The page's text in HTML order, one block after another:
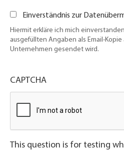
Einverständnis zur
Hiermit erkläre ich mich
ausgefüllten Angaben als Email-
Unternehmen gesendet wird.
CAPTCHA
This question is for testing